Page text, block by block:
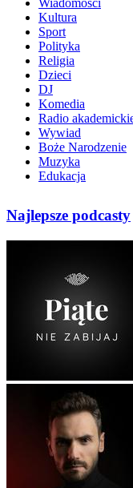
Wiadomości
Kultura
Sport
Polityka
Religia
Dzieci
DJ
Komedia
Radio
Wywiad
Boże Narodzenie
Muzyka
Edukacja
Najlepsze podcasty